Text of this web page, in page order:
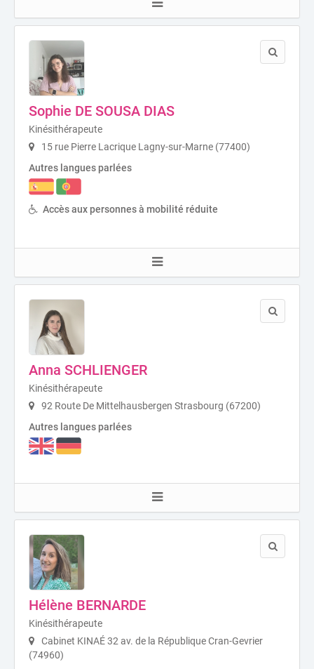
Sophie DE SOUSA DIAS
Kinésithérapeute
15 rue Pierre Lacrique Lagny-sur-Marne (77400)
Autres langues parlées
Accès aux personnes à mobilité réduite
Anna SCHLIENGER
Kinésithérapeute
92 Route De Mittelhausbergen Strasbourg (67200)
Autres langues parlées
Hélène BERNARDE
Kinésithérapeute
Cabinet KINAÉ 32 av. de la République Cran-Gevrier
(74960)